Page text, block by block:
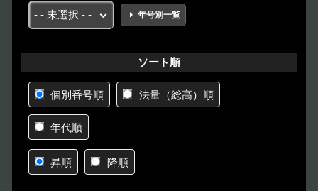
年号別一覧
ソート順
個別番号順 法量（総高）順
年代順
昇順 降順